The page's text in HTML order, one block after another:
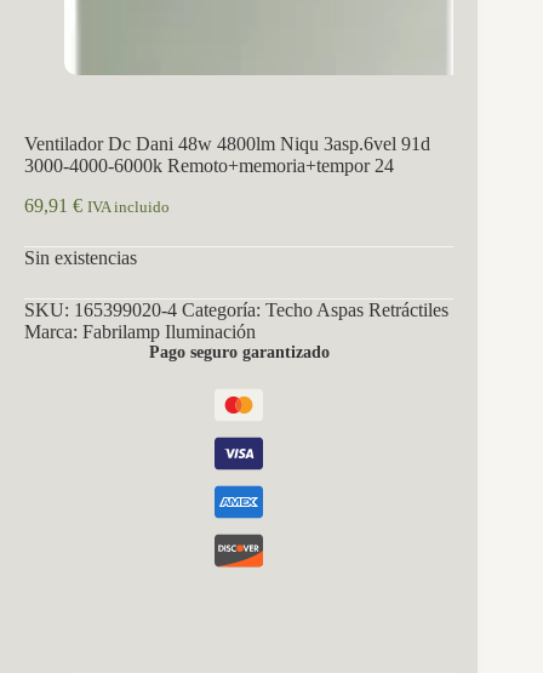
Ventilador Dc Dani 48w 4800lm Niqu 3asp.6vel 91d
3000-4000-6000k Remoto+memoria+tempor 24
69,91 € IVA incluido
Sin existencias
SKU: 165399020-4 Categoría: Techo Aspas Retráctiles
Marca: Fabrilamp Iluminación
Pago seguro garantizado